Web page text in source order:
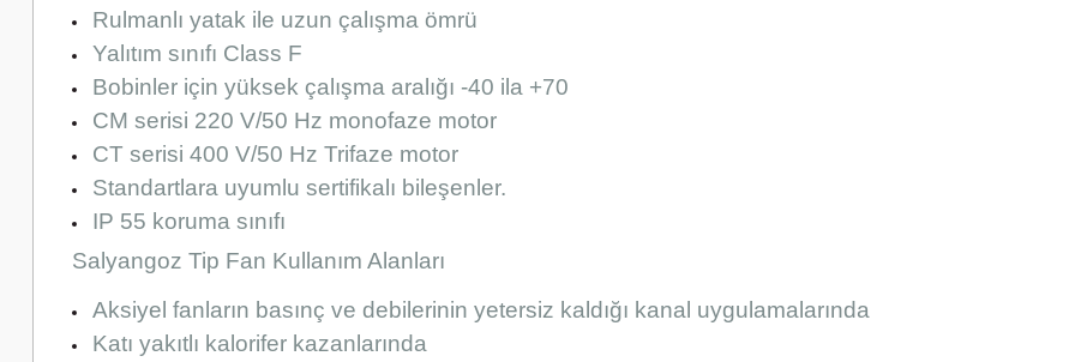
Rulmanlı yatak ile uzun çalışma ömrü
Yalıtım sınıfı Class F
Bobinler için yüksek çalışma aralığı -40 ila +70
CM serisi 220 V/50 Hz monofaze motor
CT serisi 400 V/50 Hz Trifaze motor
Standartlara uyumlu sertifikalı bileşenler.
IP 55 koruma sınıfı
Salyangoz Tip Fan Kullanım Alanları
Aksiyel fanların basınç ve debilerinin yetersiz kaldığı kanal uygulamalarında
Katı yakıtlı kalorifer kazanlarında